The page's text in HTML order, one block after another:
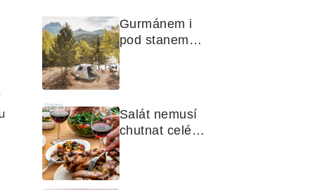
Gurmánem i
pod stanem?
Jak na polní
kuchyni a na
čem vařit
Reklama
Salát nemusí
chutnat celé
léto stejně.
Objevte
zálivky, které